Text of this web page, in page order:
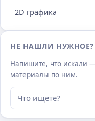
2D графика
НЕ НАШЛИ НУЖНОЕ?
Напишите, что искали
материалы по ним.